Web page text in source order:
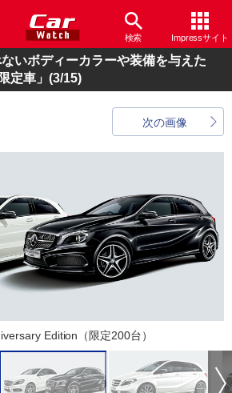
検索 Impressサイト
いボディーカラーや装備を与えた
定車」 (3/15)
次の画像
Edition（限定200台）